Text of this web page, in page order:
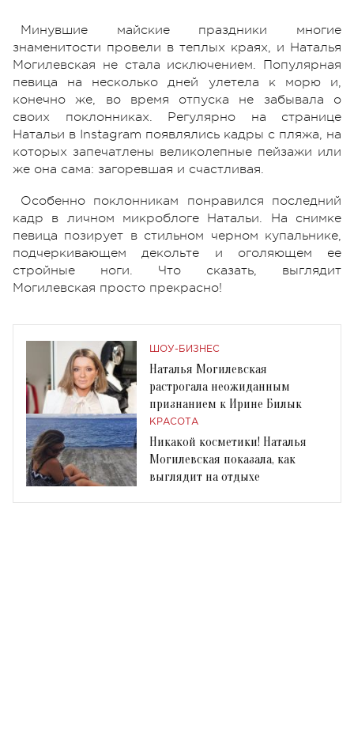
Минувшие майские праздники многие
знаменитости провели в теплых краях, и Наталья
Могилевская не стала исключением. Популярная
певица на несколько дней улетела к морю и,
конечно же, во время отпуска не забывала о
своих поклонниках. Регулярно на странице
Натальи в Instagram появлялись кадры с пляжа, на
которых запечатлены великолепные пейзажи или
же она сама: загоревшая и счастливая.
Особенно поклонникам понравился последний
кадр в личном микроблоге Натальи. На снимке
певица позирует в стильном черном купальнике,
подчеркивающем декольте и оголяющем ее
стройные ноги. Что сказать, выглядит
Могилевская просто прекрасно!
ШОУ-БИЗНЕС
Наталья Могилевская
растрогала неожиданным
признанием к Ирине Билык
КРАСОТА
Никакой косметики! Наталья
Могилевская показала, как
выглядит на отдыхе